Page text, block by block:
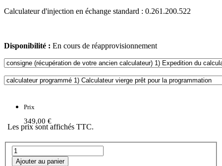
Calculateur d'injection en échange standard : 0.261.200.522
Disponibilité : En cours de réapprovisionnement
Prix
349,00 €
Les prix sont affichés TTC.